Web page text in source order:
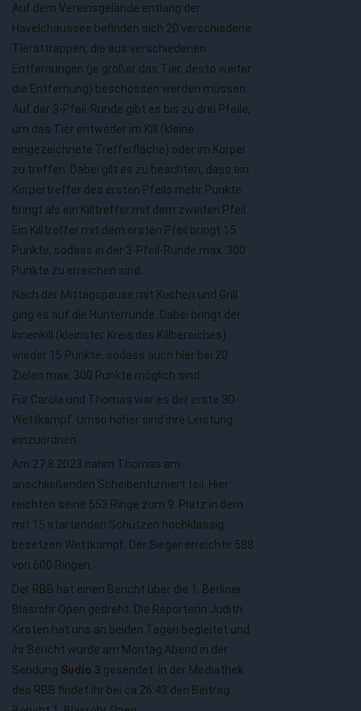
Auf dem Vereinsgelände entlang der
Havelchaussee befinden sich 20 verschiedene
Tierattrappen, die aus verschiedenen
Entfernungen (je größer das Tier, desto weiter
die Entfernung) beschossen werden müssen.
Auf der 3-Pfeil-Runde gibt es bis zu drei Pfeile,
um das Tier entweder im Kill (kleine
eingezeichnete Trefferfläche) oder im Körper
zu treffen. Dabei gilt es zu beachten, dass ein
Körpertreffer des ersten Pfeils mehr Punkte
bringt als ein Killtreffer mit dem zweiten Pfeil.
Ein Killtreffer mit dem ersten Pfeil bringt 15
Punkte, sodass in der 3-Pfeil-Runde max. 300
Punkte zu erreichen sind.
Nach der Mittagspause mit Kuchen und Grill
ging es auf die Hunterrunde. Dabei bringt der
Innenkill (kleinster Kreis des Killbereiches)
wieder 15 Punkte, sodass auch hier bei 20
Zielen max. 300 Punkte möglich sind.
Für Carola und Thomas war es der erste 3D-
Wettkampf. Umso höher sind ihre Leistung
einzuordnen.
Am 27.8.2023 nahm Thomas am
anschließenden Scheibenturniert teil. Hier
reichten seine 553 Ringe zum 9. Platz in dem
mit 15 startenden Schützen hochklassig
besetzen Wettkampf. Der Sieger erreichte 588
von 600 Ringen.
Der RBB hat einen Bericht über die 1. Berliner
Blasrohr Open gedreht. Die Reporterin Judith
Kirsten hat uns an beiden Tagen begleitet und
ihr Bericht wurde am Montag Abend in der
Sendung Sudio 3 gesendet. In der Mediathek
des RBB findet ihr bei ca 26:43 den Beitrag